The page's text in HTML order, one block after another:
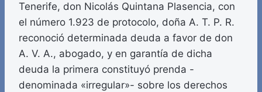
Tenerife, don Nicolás Quintana Plasencia, con
el número 1.923 de protocolo, doña A. T. P. R.
reconoció determinada deuda a favor de don
A. V. A., abogado, y en garantía de dicha
deuda la primera constituyó prenda -
denominada «irregular»- sobre los derechos